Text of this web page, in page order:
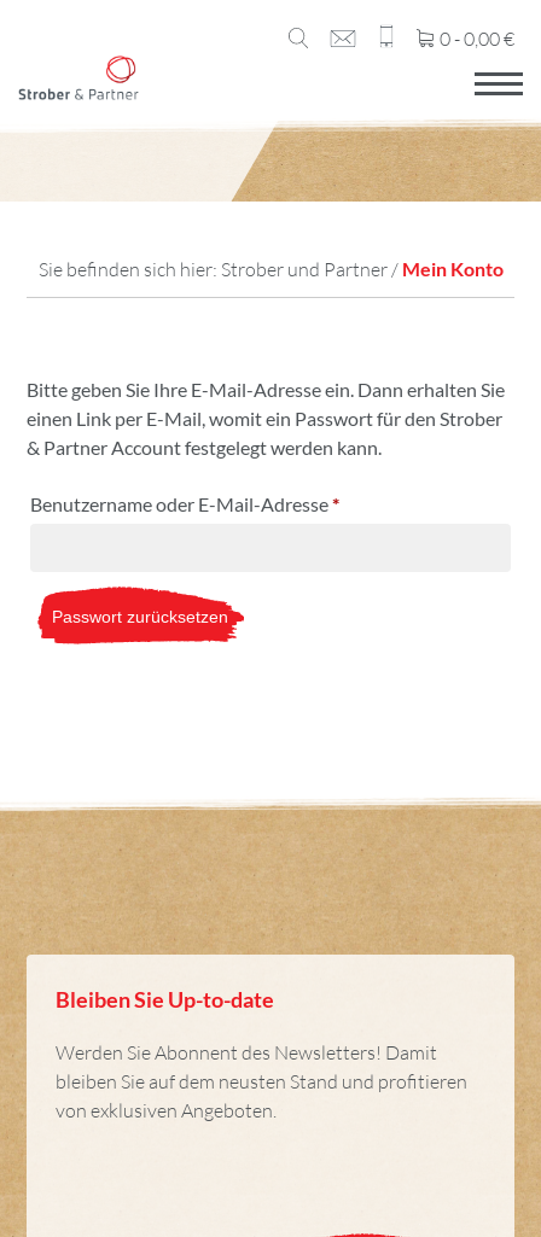
0 -0,00€
Sie befinden sich hier: Strober und Partner/ Mein Konto
Bitte geben Sie Ihre E-Mail-Adresse ein. Dann erhalten Sie
einen Link per E-Mail, womit ein Passwort für den Strober
& Partner Account festgelegt werden kann.
Benutzername oder E-Mail-Adresse*Erforderlich
Passwort zurücksetzen
Bleiben Sie Up-to-date
Werden Sie Abonnent des Newsletters! Damit
bleiben Sie auf dem neusten Stand und profitieren
von exklusiven Angeboten.